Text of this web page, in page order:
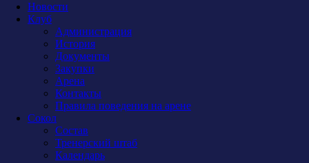
Новости
Клуб
Администрация
История
Документы
Закупки
Арена
Контакты
Правила поведения на арене
Сокол
Состав
Тренерский штаб
Календарь